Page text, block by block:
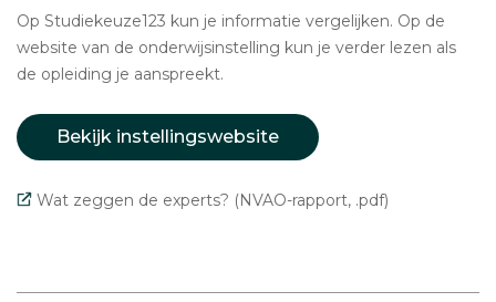
Op Studiekeuze123 kun je informatie vergelijken. Op de
website van de onderwijsinstelling kun je verder lezen als
de opleiding je aanspreekt.
Bekijk instellingswebsite
Wat zeggen de experts? (NVAO-rapport, .pdf)